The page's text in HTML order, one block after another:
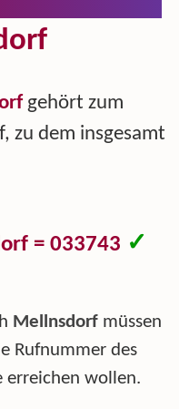
gehört zum
zu dem insgesamt
= 033743 ✓
Mellnsdorf müssen
Rufnummer des
erreichen wollen.